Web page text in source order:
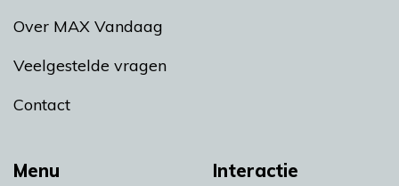
Menu Interactie
Over MAX Vandaag
Veelgestelde vragen
Contact